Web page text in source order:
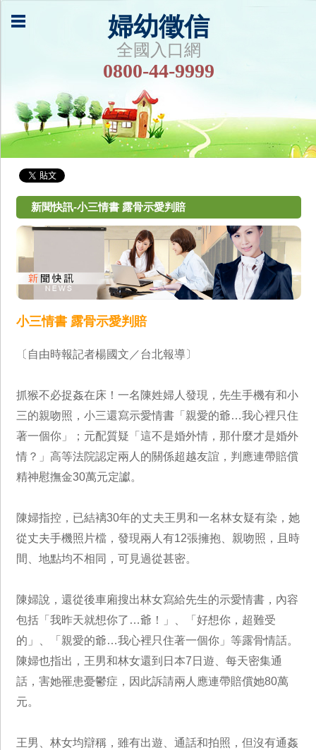
婦幼徵信
全國入口網
0800-44-9999
新聞快訊-小三情書 露骨示愛判賠
小三情書 露骨示愛判賠
〔自由時報記者楊國文／台北報導〕
抓猴不必捉姦在床！一名陳姓婦人發現，先生手機有和小
三的親吻照，小三還寫示愛情書「親愛的爺…我心裡只住
著一個你」；元配質疑「這不是婚外情，那什麼才是婚外
情？」高等法院認定兩人的關係超越友誼，判應連帶賠償
精神慰撫金30萬元定讞。
陳婦指控，已結褵30年的丈夫王男和一名林女疑有染，她
從丈夫手機照片檔，發現兩人有12張擁抱、親吻照，且時
間、地點均不相同，可見過從甚密。
陳婦說，還從後車廂搜出林女寫給先生的示愛情書，內容
包括「我昨天就想你了…爺！」、「好想你，超難受
的」、「親愛的爺…我心裡只住著一個你」等露骨情話。
陳婦也指出，王男和林女還到日本7日遊、每天密集通
話，害她罹患憂鬱症，因此訴請兩人應連帶賠償她80萬
元。
王男、林女均辯稱，雖有出遊、通話和拍照，但沒有通姦